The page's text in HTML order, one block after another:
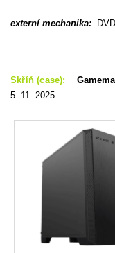
externí mechanika:
Skříň (case):
5. 11. 2025